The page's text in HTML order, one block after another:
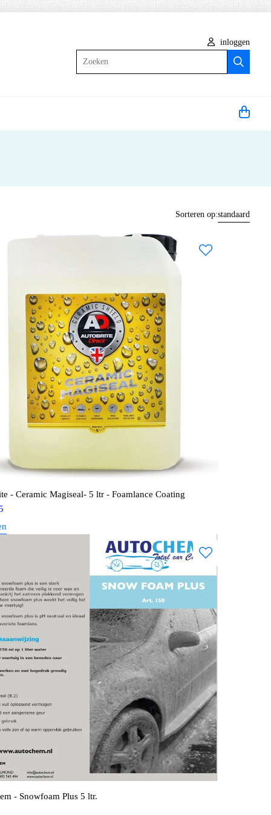
inloggen
Sorteren op:standaard
- Ceramic Magiseal- 5 ltr - Foamlance Coating
- Snowfoam Plus 5 ltr.